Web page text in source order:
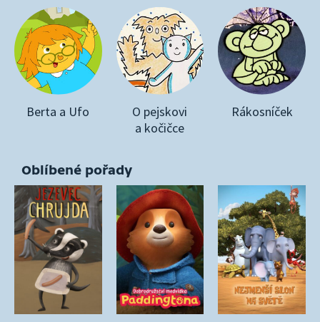
Berta a Ufo
O pejskovi
a kočičce
Rákosníček
Oblíbené pořady